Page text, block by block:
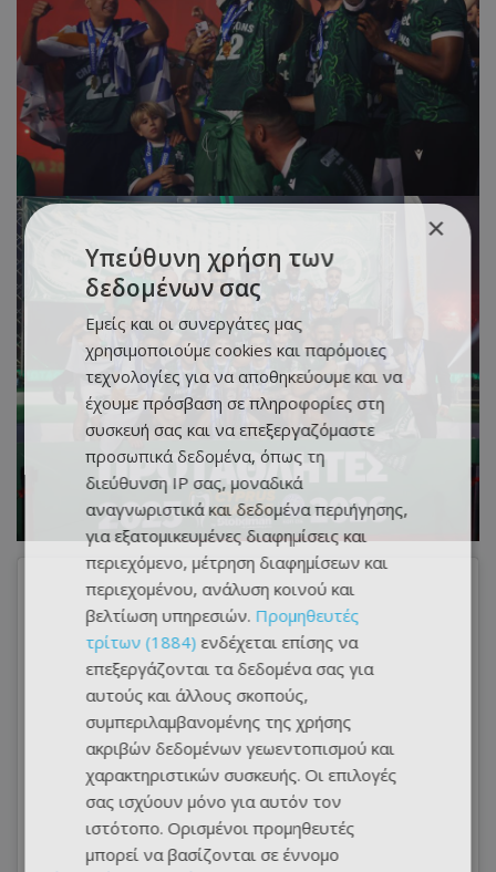
×
Υπεύθυνη χρήση των
δεδομένων σας
Εμείς και οι συνεργάτες μας
χρησιμοποιούμε cookies και παρόμοιες
τεχνολογίες για να αποθηκεύουμε και να
έχουμε πρόσβαση σε πληροφορίες στη
συσκευή σας και να επεξεργαζόμαστε
προσωπικά δεδομένα, όπως τη
διεύθυνση IP σας, μοναδικά
αναγνωριστικά και δεδομένα περιήγησης,
για εξατομικευμένες διαφημίσεις και
περιεχόμενο, μέτρηση διαφημίσεων και
περιεχομένου, ανάλυση κοινού και
βελτίωση υπηρεσιών. Προμηθευτές
τρίτων (1884) ενδέχεται επίσης να
επεξεργάζονται τα δεδομένα σας για
αυτούς και άλλους σκοπούς,
συμπεριλαμβανομένης της χρήσης
ακριβών δεδομένων γεωεντοπισμού και
χαρακτηριστικών συσκευής. Οι επιλογές
σας ισχύουν μόνο για αυτόν τον
ιστότοπο. Ορισμένοι προμηθευτές
μπορεί να βασίζονται σε έννομο